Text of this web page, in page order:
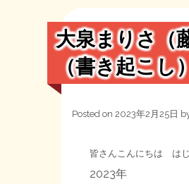
大泉まりさ（
（書き起こし）
Posted on 2023年2月25日
皆さんこんにちは は
2023年